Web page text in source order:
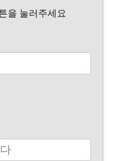
을 눌러주세요